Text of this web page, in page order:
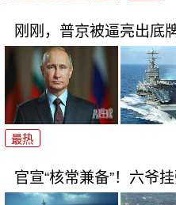
刚刚，普京被逼亮出底
最热
官宣“核常兼备”！六爷